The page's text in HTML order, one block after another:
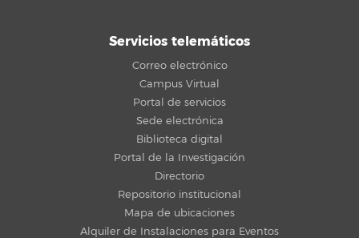
Servicios telemáticos
Correo electrónico
Campus Virtual
Portal de servicios
Sede electrónica
Biblioteca digital
Portal de la Investigación
Directorio
Repositorio institucional
Mapa de ubicaciones
Alquiler de Instalaciones para Eventos